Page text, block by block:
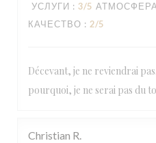
УСЛУГИ : 3/5 АТМОСФЕРА
КАЧЕСТВО : 2/5
Décevant, je ne reviendrai
pourquoi, je ne serai pas du
Christian R